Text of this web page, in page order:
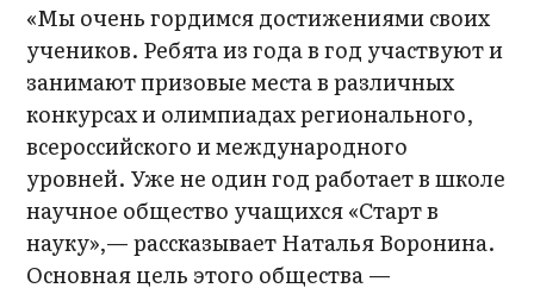
«Мы очень гордимся достижениями своих
учеников. Ребята из года в год участвуют и
занимают призовые места в различных
конкурсах и олимпиадах регионального,
всероссийского и международного
уровней. Уже не один год работает в школе
научное общество учащихся «Старт в
науку»,— рассказывает Наталья Воронина.
Основная цель этого общества —